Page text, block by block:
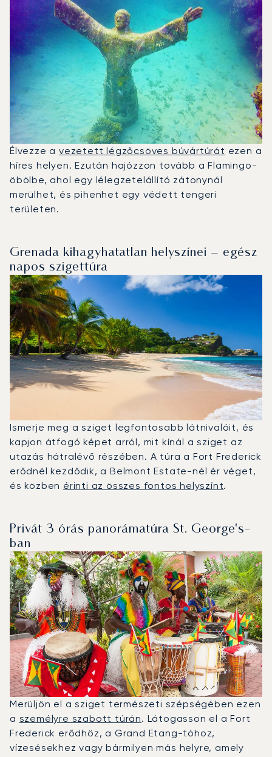
Élvezze avezetett légzőcsöves búvártúrát ezen a
híres helyen. Ezután hajózzon tovább a Flamingo-
öbölbe, ahol egy lélegzetelállító zátonynál
merülhet, és pihenhet egy védett tengeri
területen.
Grenada kihagyhatatlan helyszínei – egész
napos szigettúra
Ismerje meg a sziget legfontosabb látnivalóit, és
kapjon átfogó képet arról, mit kínál a sziget az
utazás hátralévő részében. A túra a Fort Frederick
erődnél kezdődik, a Belmont Estate-nél ér véget,
és közben érinti az összes fontos helyszínt.
Privát 3 órás panorámatúra St. George's-
ban
Merüljön el a sziget természeti szépségében ezen
a személyre szabott túrán. Látogasson el a Fort
Frederick erődhöz, a Grand Etang-tóhoz,
vízesésekhez vagy bármilyen más helyre, amely